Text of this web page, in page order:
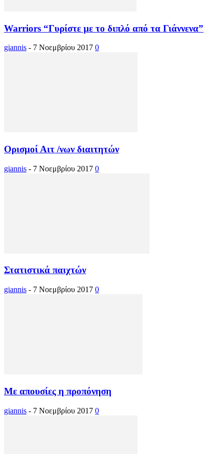
Warriors “Γυρίστε με το διπλό από τα Γιάννενα”
giannis - 7 Νοεμβρίου 2017 0
Ορισμοί Αιτ /νων διαιτητών
giannis - 7 Νοεμβρίου 2017 0
Στατιστικά παιχτών
giannis - 7 Νοεμβρίου 2017 0
Με απουσίες η προπόνηση
giannis - 7 Νοεμβρίου 2017 0